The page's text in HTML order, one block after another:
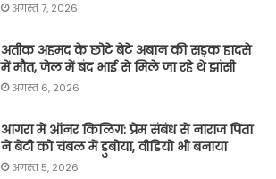
अगस्त 7, 2026
अतीक अहमद के छोटे बेटे अबान की सड़क हादसे
में मौत, जेल में बंद भाई से मिले जा रहे थे झांसी
अगस्त 6, 2026
आगरा में ऑनर किलिग़: प्रेम संबंध से नाराज पिता
ने बेटी को चंबल में डुबोया, वीडियो भी बनाया
अगस्त 5, 2026